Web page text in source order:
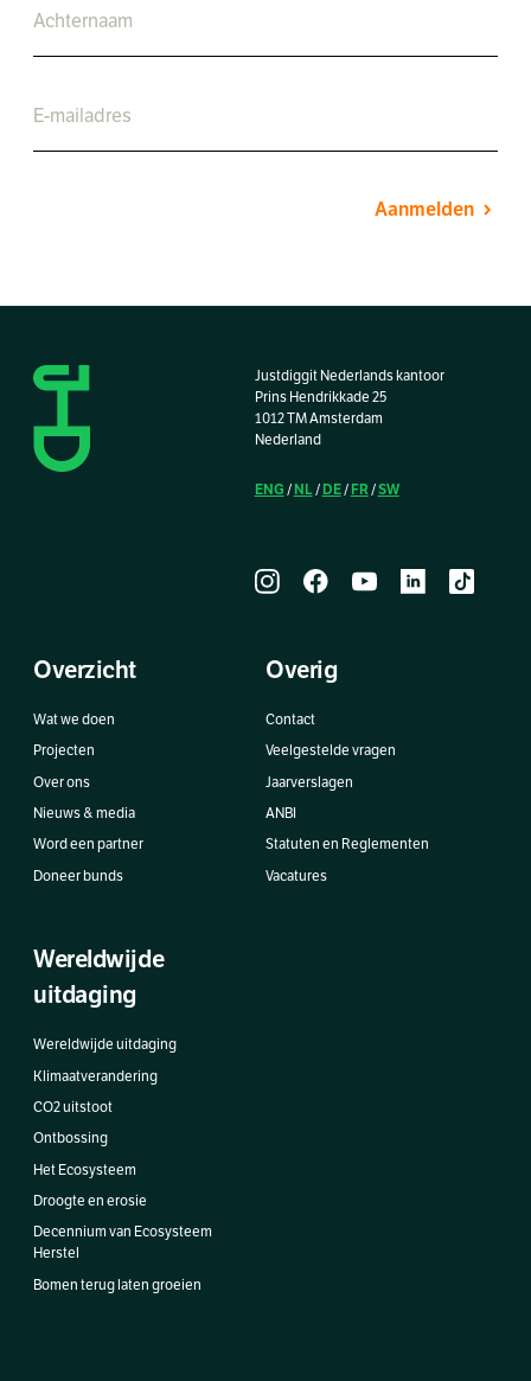
Aanmelden
Justdiggit Nederlands kantoor
Prins Hendrikkade 25
1012 TM Amsterdam
Nederland
ENG / NL/ DE/ FR/SW
Overzicht
Wat we doen
Projecten
Over ons
Nieuws & media
Word een partner
Doneer bunds
Overig
Contact
Veelgestelde vragen
Jaarverslagen
ANBI
Statuten en Reglementen
Vacatures
Wereldwijde
uitdaging
Wereldwijde uitdaging
Klimaatverandering
CO2 uitstoot
Ontbossing
Het Ecosysteem
Droogte en erosie
Decennium van Ecosysteem
Herstel
Bomen terug laten groeien